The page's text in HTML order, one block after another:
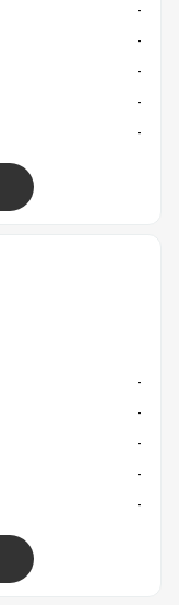
-
-
-
-
-
-
-
-
-
-